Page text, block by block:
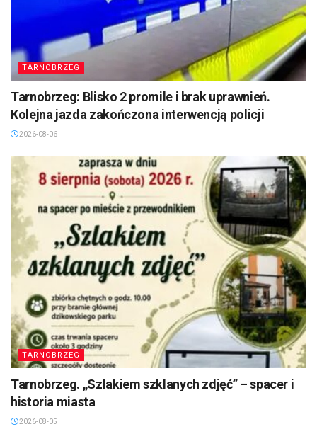
TARNOBRZEG
Tarnobrzeg: Blisko 2 promile i brak uprawnień.
Kolejna jazda zakończona interwencją policji
2026-08-06
TARNOBRZEG
Tarnobrzeg. „Szlakiem szklanych zdjęć” – spacer i
historia miasta
2026-08-05